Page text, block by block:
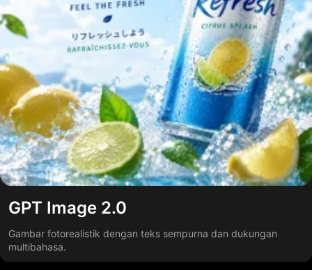
GPT Image 2.0
Gambar fotorealistik dengan teks sempurna dan dukungan
multibahasa.